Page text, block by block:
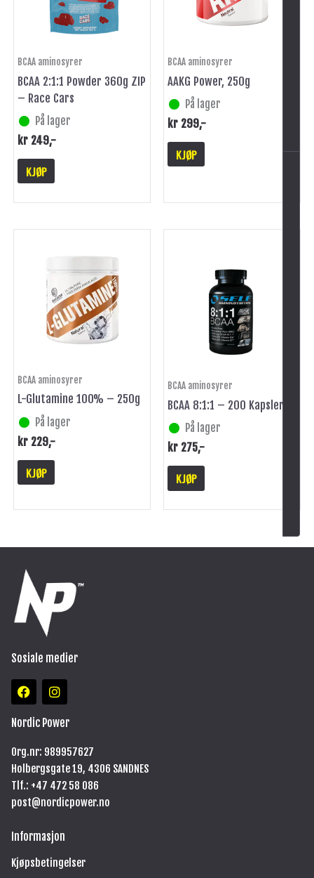
BCAA aminosyrer
BCAA 2:1:1 Powder 360g ZIP
– Race Cars
På lager
kr 249,-
KJØP
BCAA aminosyrer
AAKG Power, 250g
På lager
kr 299,-
KJØP
BCAA aminosyrer
L-Glutamine 100% – 250g
På lager
kr 229,-
KJØP
BCAA aminosyrer
BCAA 8:1:1 – 200 Kapsler
På lager
kr 275,-
KJØP
Sosiale medier
F
a
e
o
o
k
I
n
t
g
r
a
m
Nordic Power
Org.nr: 989957627
Holbergsgate 19, 4306 SANDNES
Tlf.: +47 472 58 086
post@nordicpower.no
Informasjon
Kjøpsbetingelser